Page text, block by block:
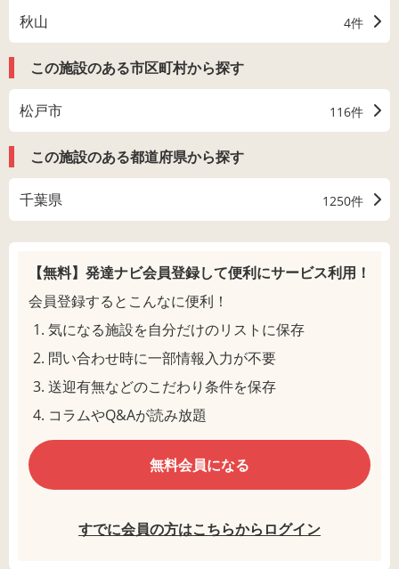
秋山 4件
この施設のある市区町村から探す
松戸市 116件
この施設のある都道府県から探す
千葉県 1250件
【無料】発達ナビ会員登録して便利にサービス利用！
会員登録するとこんなに便利！
気になる施設を自分だけのリストに保存
問い合わせ時に一部情報入力が不要
送迎有無などのこだわり条件を保存
コラムやQ&Aが読み放題
無料会員になる
すでに会員の方はこちらからログイン